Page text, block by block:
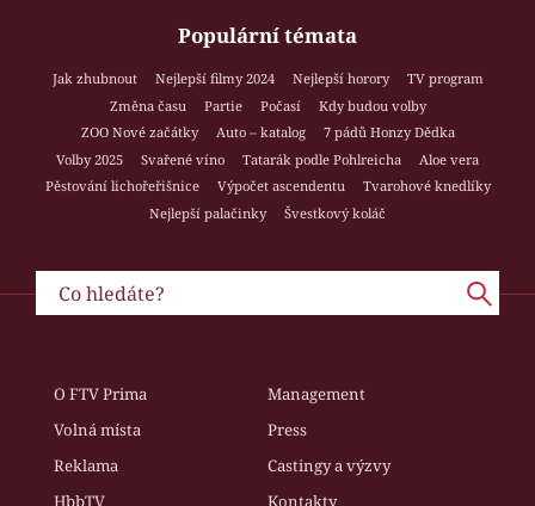
Populární témata
Jak zhubnout Nejlepší filmy 2024 Nejlepší horory
TV program
Změna času
Partie Počasí
Kdy budou volby
ZOO Nové začátky
Auto – katalog
7 pádů Honzy Dědka
Volby 2025
Svařené víno Tatarák podle Pohlreicha
Aloe vera
Pěstování lichořeřišnice
Výpočet ascendentu
Tvarohové knedlíky
Nejlepší palačinky
Švestkový koláč
O FTV Prima
Management
Volná místa
Press
Reklama
Castingy a výzvy
HbbTV
Kontakty